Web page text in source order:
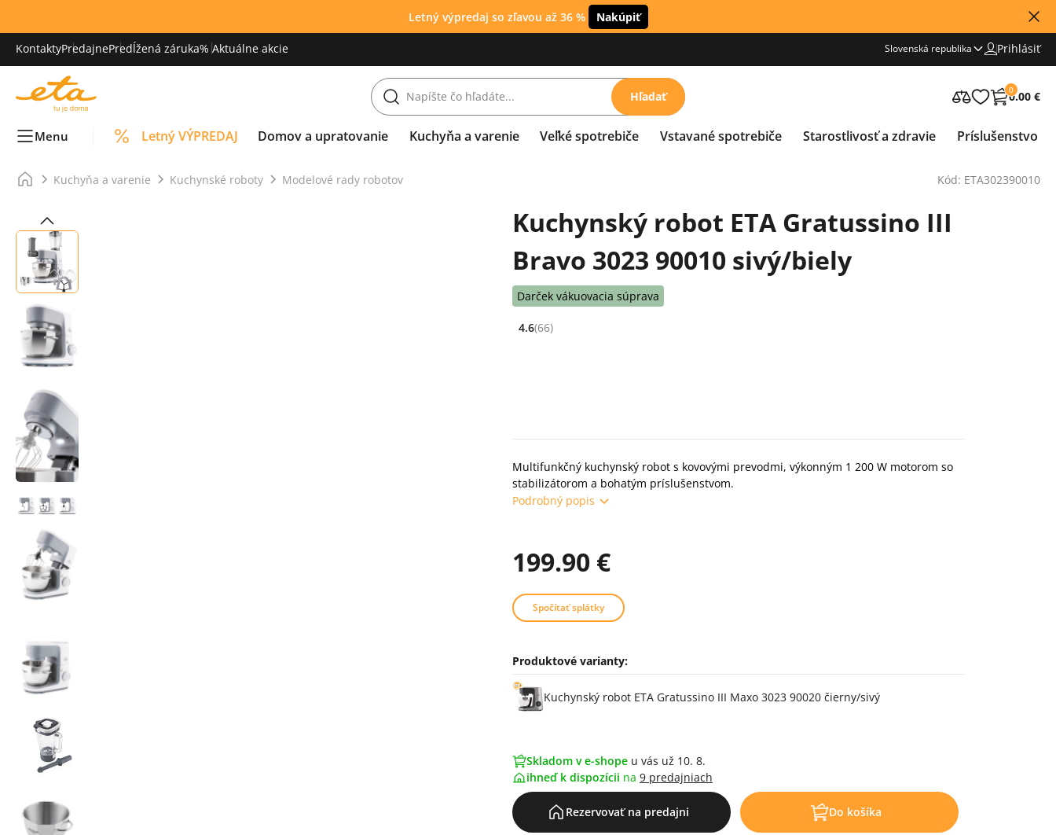
Letný výpredaj so zľavou až 36 % Nakúpiť
KontaktyPredajnePredĺžená záruka% Aktuálne akcie Slovenská republika Prihlásiť
Hľadať 0
0.00 €
Menu Letný VÝPREDAJ Domov a upratovanie Kuchyňa a varenie Veľké spotrebiče Vstavané spotrebiče Starostlivosť a zdravie Príslušenstvo
Kuchyňa a varenie Kuchynské roboty Modelové rady robotov Kód: ETA302390010
Kuchynský robot ETA Gratussino III
Bravo 3023 90010 sivý/biely
Darček vákuovacia súprava
Hodnocení: 4.6 z 5 (66 recenzí)
4.6(66)
Multifunkčný kuchynský robot s kovovými prevodmi, výkonným 1 200 W motorom so
stabilizátorom a bohatým príslušenstvom.
Podrobný popis
199.90 €
Spočítať splátky
Produktové varianty:
Varianty
Kuchynský robot ETA Gratussino III Maxo 3023 90020 čierny/sivý
Skladom v e-shope u vás už 10. 8.
ihneď k dispozícii na 9 predajniach
Rezervovať na predajni Do košíka